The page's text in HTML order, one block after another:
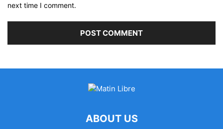
next time I comment.
ABOUT US